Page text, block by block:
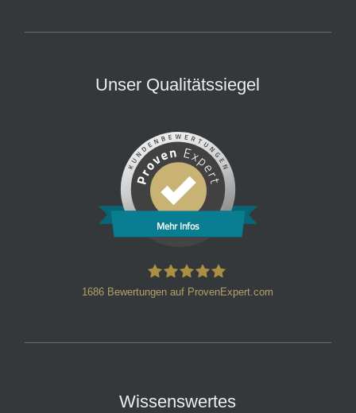
Unser Qualitätssiegel
Mehr Infos
1686 Bewertungen auf ProvenExpert.com
Wissenswertes